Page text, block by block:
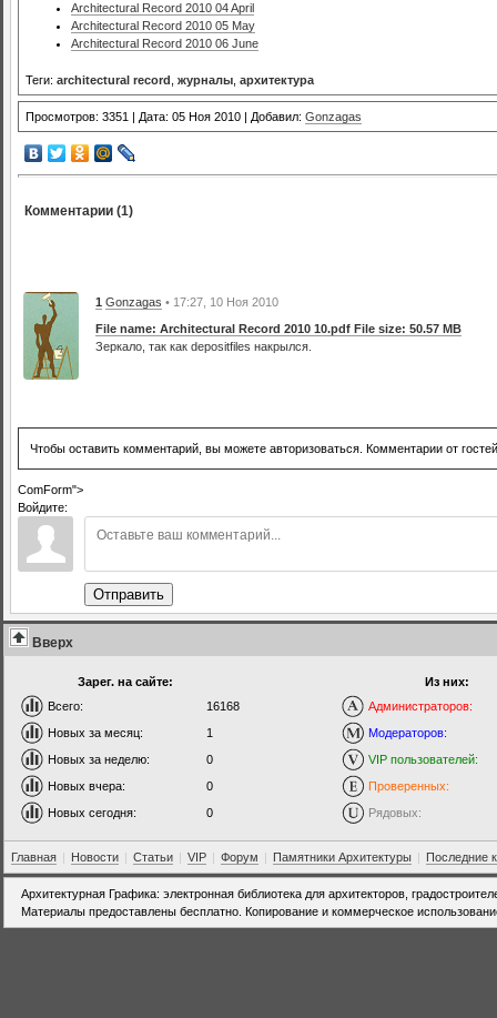
Architectural Record 2010 04 April
Architectural Record 2010 05 May
Architectural Record 2010 06 June
Теги: architectural record журналы архитектура
Просмотров: 3351 | Дата: 05 Ноя 2010 | Добавил: Gonzagas
Комментарии (1)
1 Gonzagas • 17:27, 10 Ноя 2010
File name: Architectural Record 2010 10.pdf File size: 50.57 MB
Зеркало, так как depositfiles накрылся.
Чтобы оставить комментарий, вы можете авторизоваться. Комментарии от
ComForm">
Войдите:
Отправить
Вверх
Зарег. на сайте:
Всего:
16168
Новых за месяц:
1
Новых за неделю:
0
Новых вчера:
0
Новых сегодня:
0
Из них:
Администраторов:
Модераторов:
VIP пользователей:
Проверенных:
Рядовых:
Главная | Новости | Статьи | VIP | Форум | Памятники Архитектуры | Последние
Архитектурная Графика: электронная библиотека для архитекторов,
Материалы предоставлены бесплатно. Копирование и коммерческое